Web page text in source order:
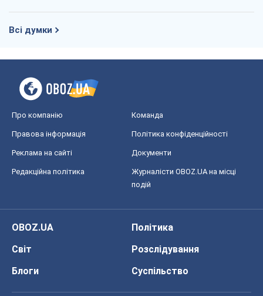
Всі думки
Про компанію Команда
Правова інформація Політика конфіденційності
Реклама на сайті Документи
Редакційна політика
Журналісти OBOZ.UA на місці
подій
OBOZ.UA
Політика
Світ
Розслідування
Блоги
Суспільство